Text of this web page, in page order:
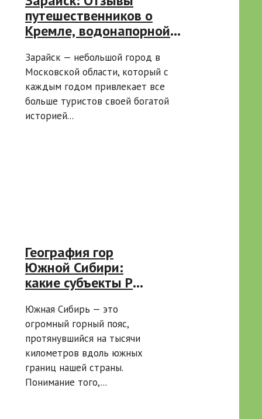
путешественников о
Кремле, водонапорной
достопримечательностях
Зарайск — небольшой город в
Московской области, который с
каждым годом привлекает все
больше туристов своей богатой
историей...
География гор
Южной Сибири:
какие субъекты РФ
Южная Сибирь — это
огромный горный пояс,
протянувшийся на тысячи
километров вдоль южных
границ нашей страны.
Понимание того,...